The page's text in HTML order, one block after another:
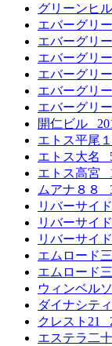
グリーンヒ
エバーグリ
エバーグリ
エバーグリ
エバーグリ
エバーグリ
エバーグリ
開仁ビル
エトス平尾
エトス大名
エトス高宮
ムアナ８８
リバーサイ
リバーサイ
リバーサイ
エムロード
エムロード
ウィンベル
ダイナシテ
クレスト21
エステラ二